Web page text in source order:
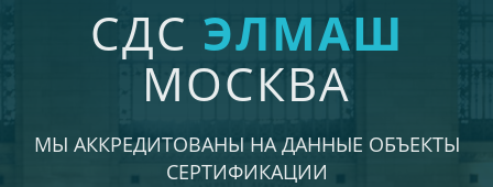
СДС ЭЛМАШ
МОСКВА
МЫ АККРЕДИТОВАНЫ НА ДАННЫЕ ОБЪЕКТЫ
СЕРТИФИКАЦИИ